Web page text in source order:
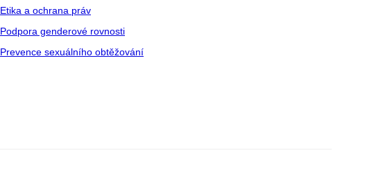
Etika a ochrana práv
Podpora genderové rovnosti
Prevence sexuálního obtěžování